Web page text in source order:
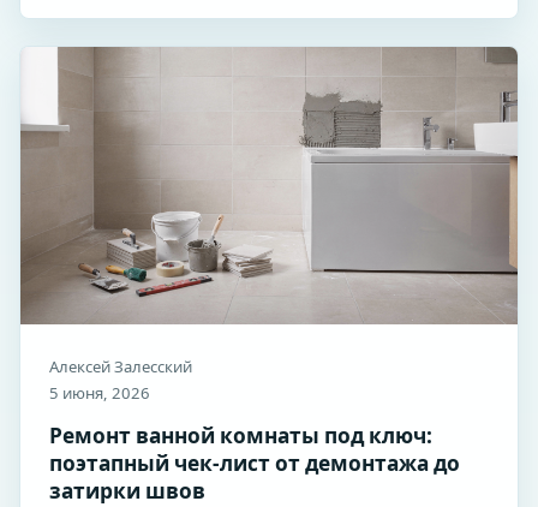
Алексей Залесский
5 июня, 2026
Ремонт ванной комнаты под ключ:
поэтапный чек-лист от демонтажа до
затирки швов